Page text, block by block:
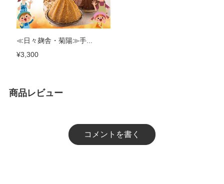
≪日々麹舎・菊陽≫手...
¥3,300
商品レビュー
コメントを書く